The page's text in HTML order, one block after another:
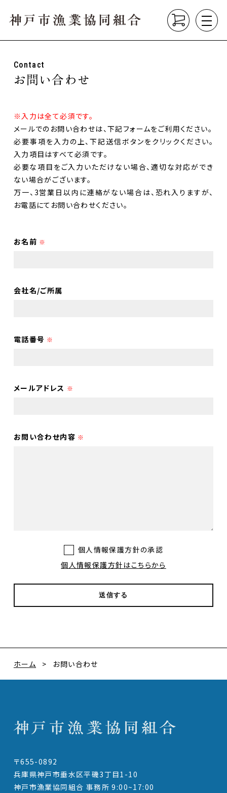
About
組合について
Product こだわり商品
Market
直売所
垂水漁港食堂
Contact
お問い合わせ
※入力は全て必須です。
メールでのお問い合わせは、下記フォームをご利用ください。
必要事項を入力の上、下記送信ボタンをクリックください。
入力項目はすべて必須です。
必要な項目をご入力いただけない場合、適切な対応ができ
ない場合がございます。
万一、3営業日以内に連絡がない場合は、恐れ入りますが、
お電話にてお問い合わせください。
お名前 ※
会社名/ご所属
電話番号 ※
メールアドレス ※
お問い合わせ内容 ※
個人情報保護方針の承認
個人情報保護方針はこちらから
ホーム お問い合わせ
〒655-0892
兵庫県神戸市垂水区平磯3丁目1-10
神戸市漁業協同組合 事務所 9:00~17:00